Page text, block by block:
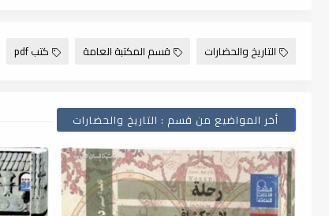
التاريخ والحضارات قسم المكتبة العامة كتب pdf
أخر المواضيع من قسم : التاريخ والحضارات